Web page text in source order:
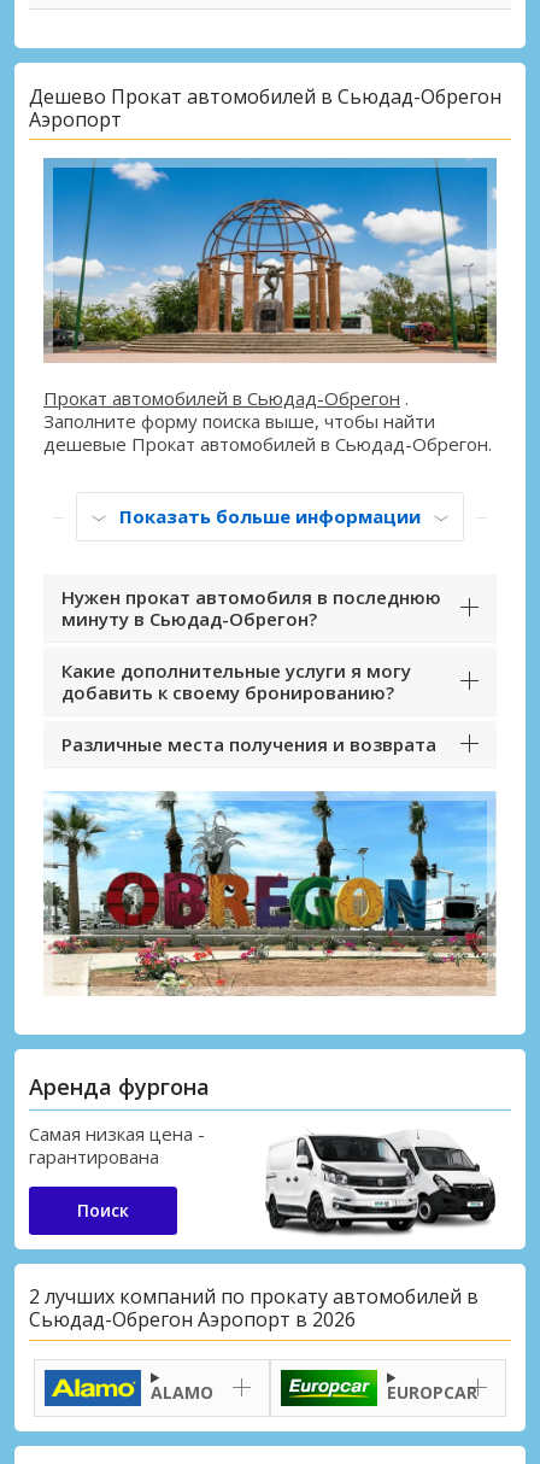
Дешево Прокат автомобилей в Сьюдад-Обрегон
Аэропорт
Прокат автомобилей в Сьюдад-Обрегон .
Заполните форму поиска выше, чтобы найти
дешевые Прокат автомобилей в Сьюдад-Обрегон.
Показать больше информации
Нужен прокат автомобиля в последнюю
минуту в Сьюдад-Обрегон?
Какие дополнительные услуги я могу
добавить к своему бронированию?
Различные места получения и возврата
Аренда фургона
Самая низкая цена -
гарантирована
Поиск
2 лучших компаний по прокату автомобилей в
Сьюдад-Обрегон Аэропорт в 2026
ALAMO EUROPCAR